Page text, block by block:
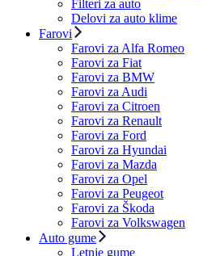
Filteri za auto
Delovi za auto klime
Farovi
Farovi za Alfa Romeo
Farovi za Fiat
Farovi za BMW
Farovi za Audi
Farovi za Citroen
Farovi za Renault
Farovi za Ford
Farovi za Hyundai
Farovi za Mazda
Farovi za Opel
Farovi za Peugeot
Farovi za Škoda
Farovi za Volkswagen
Auto gume
Letnje gume